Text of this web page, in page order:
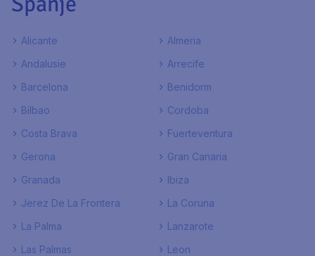
Alicante
Almeria
Andalusie
Arrecife
Barcelona
Benidorm
Bilbao
Cordoba
Costa Brava
Fuerteventura
Gerona
Gran Canaria
Granada
Ibiza
Jerez De La Frontera
La Coruna
La Palma
Lanzarote
Las Palmas
Leon